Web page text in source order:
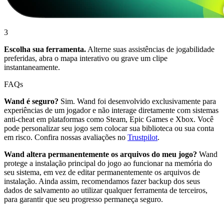
3
Escolha sua ferramenta. Alterne suas assistências de jogabilidade
preferidas, abra o mapa interativo ou grave um clipe
instantaneamente.
FAQs
Wand é seguro? Sim. Wand foi desenvolvido exclusivamente para
experiências de um jogador e não interage diretamente com sistemas
anti-cheat em plataformas como Steam, Epic Games e Xbox. Você
pode personalizar seu jogo sem colocar sua biblioteca ou sua conta
em risco. Confira nossas avaliações no Trustpilot.
Wand altera permanentemente os arquivos do meu jogo? Wand
protege a instalação principal do jogo ao funcionar na memória do
seu sistema, em vez de editar permanentemente os arquivos de
instalação. Ainda assim, recomendamos fazer backup dos seus
dados de salvamento ao utilizar qualquer ferramenta de terceiros,
para garantir que seu progresso permaneça seguro.